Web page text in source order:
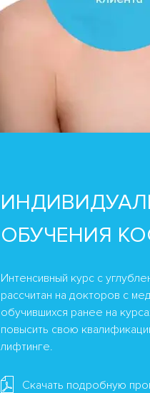
ОБУЧЕНИЯ
Интенсивный курс с
рассчитан на докторов с
обучившихся ранее на
повысить свою
лифтинге.
Скачать подробную